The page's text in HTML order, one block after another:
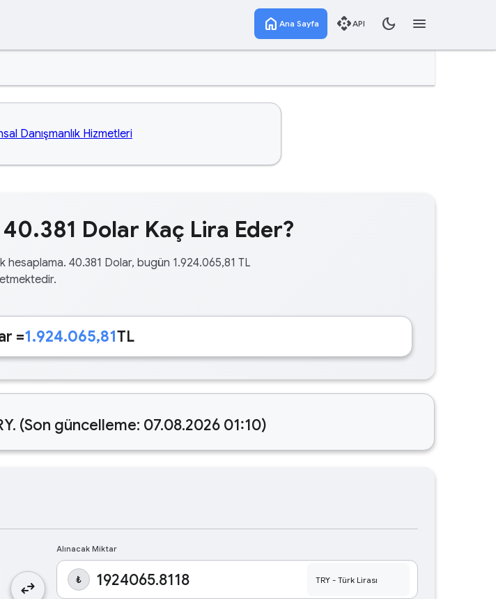
home Ana Sayfa apiAPI dark_mode menu
Dolar Kaç Lira Eder?
hesaplama. 40.381 Dolar, bugün 1.924.065,81 TL
etmektedir.
=1.924.065,81TL
(Son güncelleme: 07.08.2026 01:10)
swap_horiz
Alınacak Miktar
₺